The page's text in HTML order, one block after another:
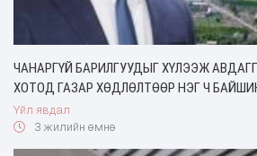
ЧАНАРГҮЙ БАРИЛГУУДЫГ ХҮЛЭЭЖ
ХОТОД ГАЗАР ХӨДЛӨЛТӨӨР НЭГ Ч
Үйл явдал
3 жилийн өмнө